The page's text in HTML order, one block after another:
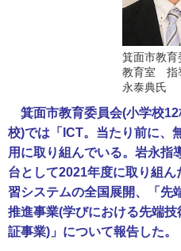
箕面市教育
教育室 指
永泰典氏
箕面市教育委員会(小学校
校)では「ICT。当たり前に、
用に取り組んでいる。岩永指
台として2021年度に取り組
習システムの全国展開、「先
推進事業(学びにおける先端
証事業)」について報告した。